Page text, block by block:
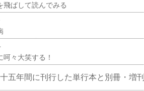
飛ばして読んでみる
呵々大笑する！
五年間に刊行した単行本と別冊・増